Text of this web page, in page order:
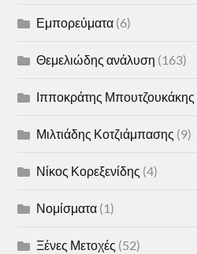
Εμπορεύματα (6)
Θεμελιώδης ανάλυση (163)
Ιπποκράτης Μπουτζουκάκης
Μιλτιάδης Κοτζιάμπασης (9)
Νίκος Κορεξενίδης (4)
Νομίσματα (1)
Ξένες Μετοχές (52)